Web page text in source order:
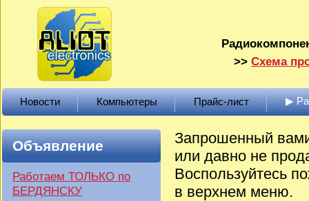
>> Схема
Новости Компьютеры Прайс-лист ▶
Объявление
Работаем ТОЛЬКО по
БЕРДЯНСКУ
Запрошенный
или давно не
Воспользуйтесь
в верхнем меню.